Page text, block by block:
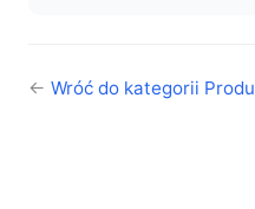
← Wróć do kategorii